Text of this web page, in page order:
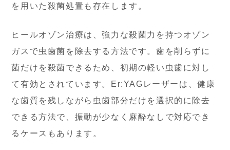
を用いた殺菌処置も存在します。
ヒールオゾン治療は、強力な殺菌力を持つオゾン
ガスで虫歯菌を除去する方法です。歯を削らずに
菌だけを殺菌できるため、初期の軽い虫歯に対し
て有効とされています。Er:YAGレーザーは、健康
な歯質を残しながら虫歯部分だけを選択的に除去
できる方法で、振動が少なく麻酔なしで対応でき
るケースもあります。